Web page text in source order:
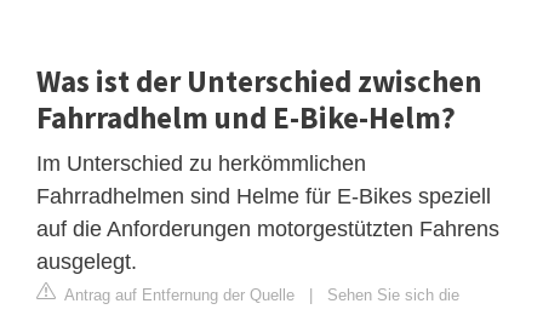
Was ist der Unterschied zwischen
Fahrradhelm und E-Bike-Helm?
Im Unterschied zu herkömmlichen
Fahrradhelmen sind Helme für E-Bikes speziell
auf die Anforderungen motorgestützten Fahrens
ausgelegt.
Antrag auf Entfernung der Quelle | Sehen Sie sich die